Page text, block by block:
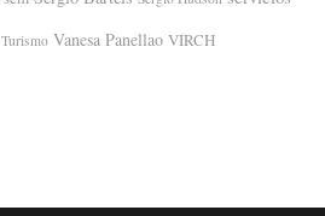
Turismo Vanesa Panellao VIRCH